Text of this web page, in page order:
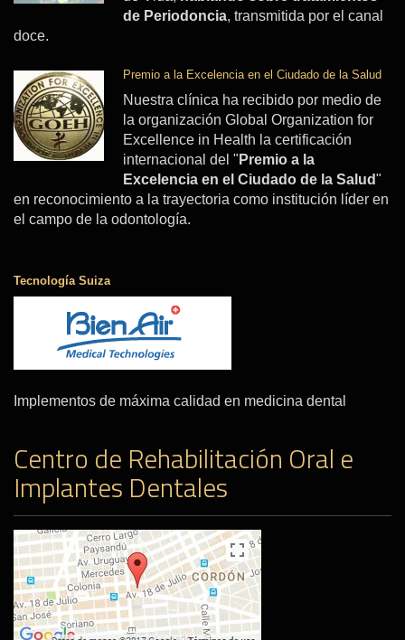
de Periodoncia, transmitida por el canal
doce.
Premio a la Excelencia en el Ciudado de la Salud
Nuestra clínica ha recibido por medio de
la organización Global Organization for
Excellence in Health la certificación
internacional del " Premio a la
Excelencia en el Ciudado de la Salud"
en reconocimiento a la trayectoria como institución líder en
el campo de la odontología.
Tecnología Suiza
Implementos de máxima calidad en medicina dental
Centro de Rehabilitación Oral e
Implantes Dentales